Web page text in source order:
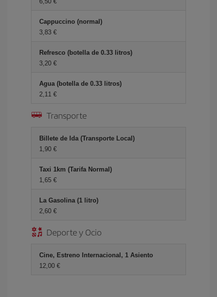
Cappuccino (normal)
3,83 €
Refresco (botella de 0.33 litros)
3,20 €
Agua (botella de 0.33 litros)
2,11 €
Transporte
Billete de Ida (Transporte Local)
1,90 €
Taxi 1km (Tarifa Normal)
1,65 €
La Gasolina (1 litro)
2,60 €
Deporte y Ocio
Cine, Estreno Internacional, 1 Asiento
12,00 €